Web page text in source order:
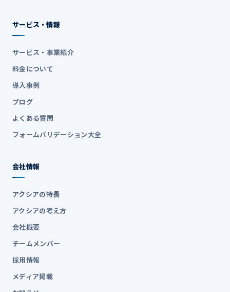
サービス・情報
サービス・事業紹介
料金について
導入事例
ブログ
よくある質問
フォームバリデーション大全
会社情報
アクシアの特長
アクシアの考え方
会社概要
チームメンバー
採用情報
メディア掲載